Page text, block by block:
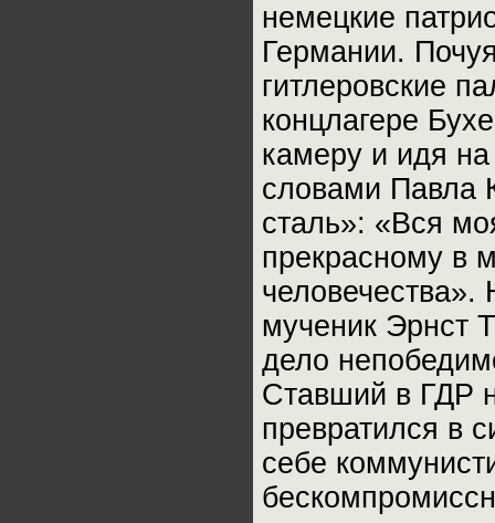
немецкие
Германии.
гитлеровские
концлагере
камеру и идя
словами Павла
сталь»: «Вся
прекрасному в
человечества».
мученик Эрнст
дело
Ставший в ГДР
превратился в
себе